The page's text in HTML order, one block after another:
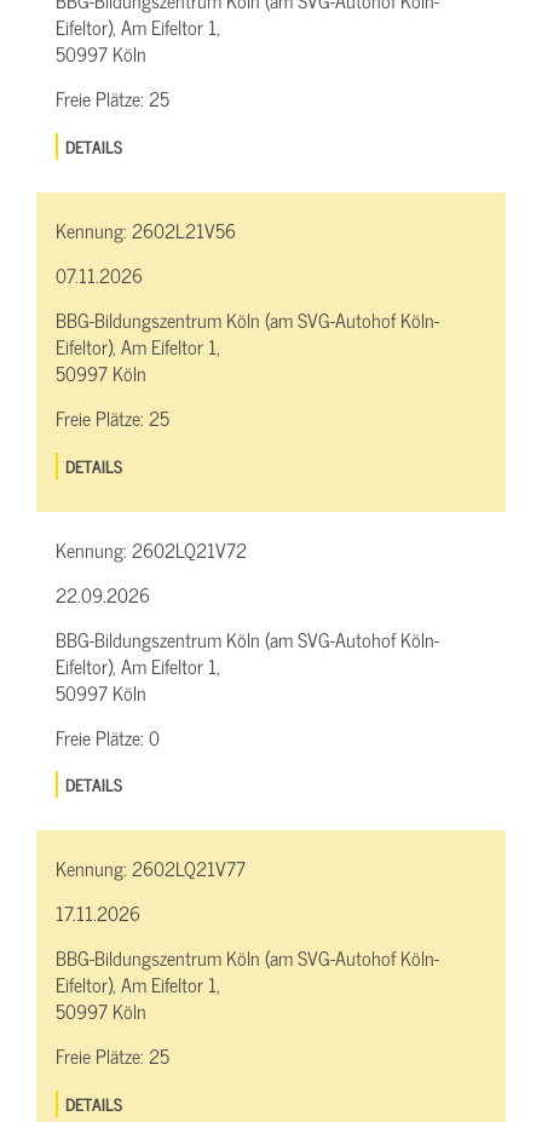
Eifeltor), Am Eifeltor 1,
50997 Köln
Freie Plätze:25
DETAILS
Kennung:2602L21V56
07.11.2026
BBG-Bildungszentrum Köln (am SVG-Autohof Köln-
Eifeltor), Am Eifeltor 1,
50997 Köln
Freie Plätze:25
DETAILS
Kennung:2602LQ21V72
22.09.2026
BBG-Bildungszentrum Köln (am SVG-Autohof Köln-
Eifeltor), Am Eifeltor 1,
50997 Köln
Freie Plätze:0
DETAILS
Kennung:2602LQ21V77
17.11.2026
BBG-Bildungszentrum Köln (am SVG-Autohof Köln-
Eifeltor), Am Eifeltor 1,
50997 Köln
Freie Plätze:25
DETAILS